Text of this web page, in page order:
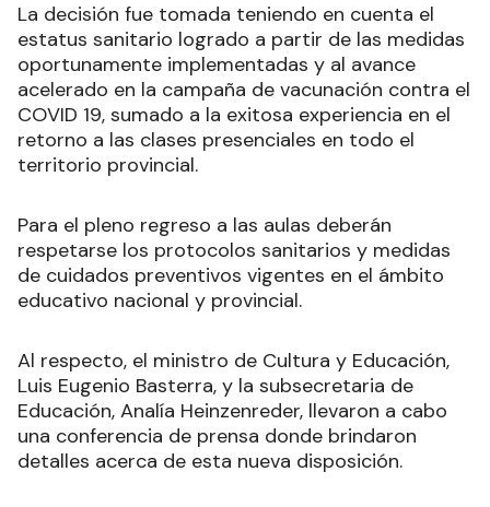
La decisión fue tomada teniendo en cuenta el
estatus sanitario logrado a partir de las medidas
oportunamente implementadas y al avance
acelerado en la campaña de vacunación contra el
COVID 19, sumado a la exitosa experiencia en el
retorno a las clases presenciales en todo el
territorio provincial.
Para el pleno regreso a las aulas deberán
respetarse los protocolos sanitarios y medidas
de cuidados preventivos vigentes en el ámbito
educativo nacional y provincial.
Al respecto, el ministro de Cultura y Educación,
Luis Eugenio Basterra, y la subsecretaria de
Educación, Analía Heinzenreder, llevaron a cabo
una conferencia de prensa donde brindaron
detalles acerca de esta nueva disposición.